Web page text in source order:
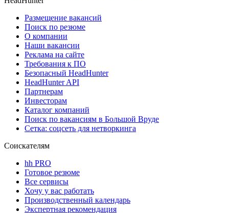
Размещение вакансий
Поиск по резюме
О компании
Наши вакансии
Реклама на сайте
Требования к ПО
Безопасный HeadHunter
HeadHunter API
Партнерам
Инвесторам
Каталог компаний
Поиск по вакансиям в Большой Вруде
Сетка: соцсеть для нетворкинга
Соискателям
hh PRO
Готовое резюме
Все сервисы
Хочу у вас работать
Производственный календарь
Экспертная рекомендация